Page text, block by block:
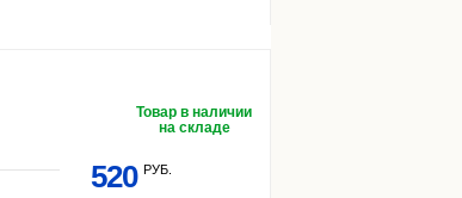
Товар в наличии
на складе
520 РУБ.